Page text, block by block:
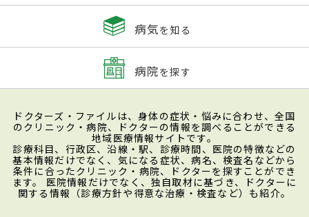
病気を知る
病院を探す
ドクターズ・ファイルは、身体の症状・悩みに合わせ、全国
のクリニック・病院、ドクターの情報を調べることができる
地域医療情報サイトです。
診療科目、行政区、沿線・駅、診療時間、医院の特徴などの
基本情報だけでなく、気になる症状、病名、検査名などから
条件に合ったクリニック・病院、ドクターを探すことができ
ます。 医院情報だけでなく、独自取材に基づき、ドクターに
関する情報（診療方針や得意な治療・検査など）も紹介。